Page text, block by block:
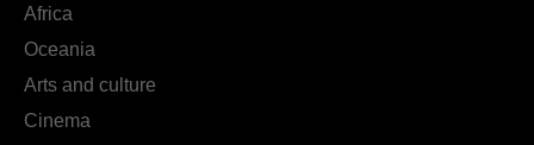
Africa
Oceania
Arts and culture
Cinema